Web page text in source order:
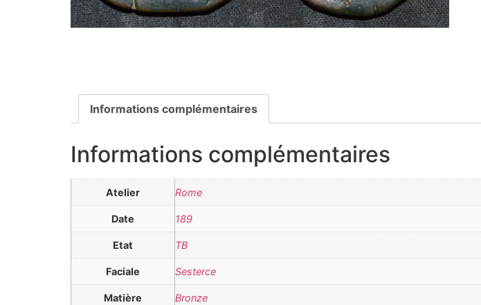
Informations complémentaires
Informations complémentaires
Atelier Rome
Date 189
Etat TB
Faciale Sesterce
Matière Bronze